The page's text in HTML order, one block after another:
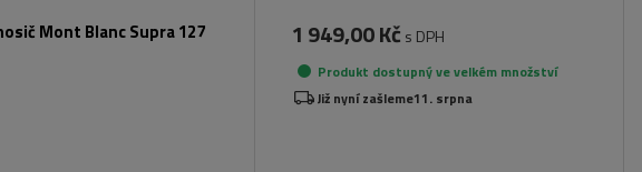
Mont Blanc Supra 127 1 949,00 Kč s DPH
Produkt dostupný ve velkém množství
Již nyní zašleme11. srpna